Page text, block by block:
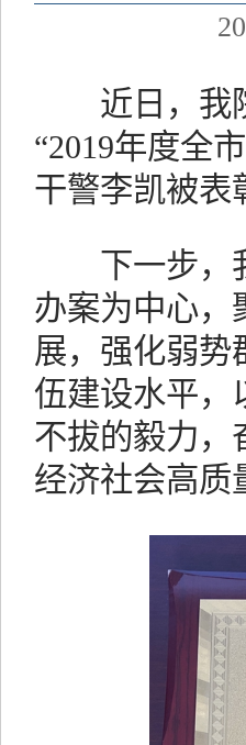
近日，我院
“2019年度全
干警李凯被表
下一步，我
办案为中心，
展，强化弱势
伍建设水平，
不拔的毅力，
经济社会高质